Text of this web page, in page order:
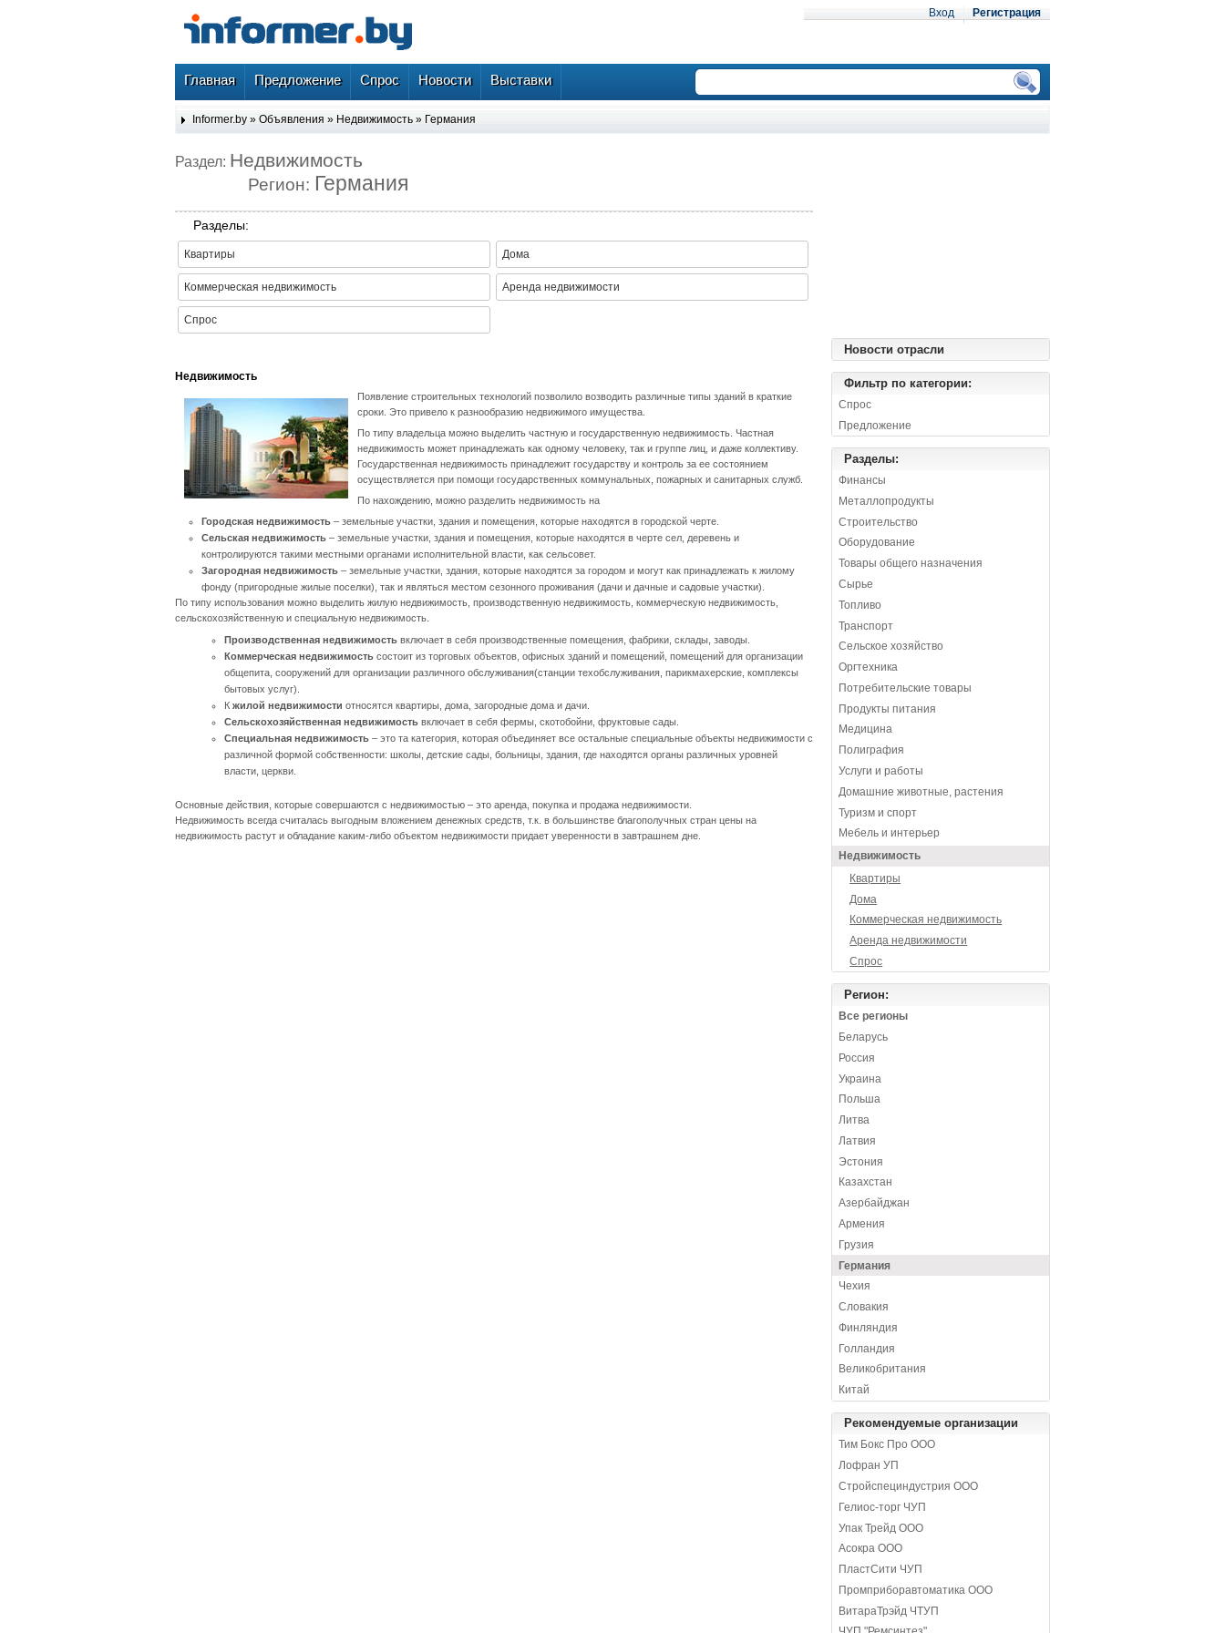
Вход Регистрация
Главная Предложение Спрос Новости Выставки
Informer.by » Объявления » Недвижимость » Германия
Раздел: Недвижимость
Регион: Германия
Разделы:
Квартиры Дома
Коммерческая недвижимость Аренда недвижимости
Спрос
Недвижимость
Появление строительных технологий позволило возводить различные типы зданий в краткие
сроки. Это привело к разнообразию недвижимого имущества.
По типу владельца можно выделить частную и государственную недвижимость. Частная
недвижимость может принадлежать как одному человеку, так и группе лиц, и даже коллективу.
Государственная недвижимость принадлежит государству и контроль за ее состоянием
осуществляется при помощи государственных коммунальных, пожарных и санитарных служб.
По нахождению, можно разделить недвижимость на
Городская недвижимость– земельные участки, здания и помещения, которые находятся в городской черте.
Сельская недвижимость– земельные участки, здания и помещения, которые находятся в черте сел, деревень и
контролируются такими местными органами исполнительной власти, как сельсовет.
Загородная недвижимость– земельные участки, здания, которые находятся за городом и могут как принадлежать к жилому
фонду (пригородные жилые поселки), так и являться местом сезонного проживания (дачи и дачные и садовые участки).
По типу использования можно выделить жилую недвижимость, производственную недвижимость, коммерческую недвижимость,
сельскохозяйственную и специальную недвижимость.
Производственная недвижимостьвключает в себя производственные помещения, фабрики, склады, заводы.
Коммерческая недвижимостьсостоит из торговых объектов, офисных зданий и помещений, помещений для организации
общепита, сооружений для организации различного обслуживания(станции техобслуживания, парикмахерские, комплексы
бытовых услуг).
К жилой недвижимости относятся квартиры, дома, загородные дома и дачи.
Сельскохозяйственная недвижимостьвключает в себя фермы, скотобойни, фруктовые сады.
Специальная недвижимость– это та категория, которая объединяет все остальные специальные объекты недвижимости с
различной формой собственности: школы, детские сады, больницы, здания, где находятся органы различных уровней
власти, церкви.
Основные действия, которые совершаются с недвижимостью – это аренда, покупка и продажа недвижимости.
Недвижимость всегда считалась выгодным вложением денежных средств, т.к. в большинстве благополучных стран цены на
недвижимость растут и обладание каким-либо объектом недвижимости придает уверенности в завтрашнем дне.
Новости отрасли
Фильтр по категории:
Спрос
Предложение
Разделы:
Финансы
Металлопродукты
Строительство
Оборудование
Товары общего назначения
Сырье
Топливо
Транспорт
Сельское хозяйство
Оргтехника
Потребительские товары
Продукты питания
Медицина
Полиграфия
Услуги и работы
Домашние животные, растения
Туризм и спорт
Мебель и интерьер
Недвижимость
Квартиры
Дома
Коммерческая недвижимость
Аренда недвижимости
Спрос
Регион:
Все регионы
Беларусь
Россия
Украина
Польша
Литва
Латвия
Эстония
Казахстан
Азербайджан
Армения
Грузия
Германия
Чехия
Словакия
Финляндия
Голландия
Великобритания
Китай
Рекомендуемые организации
Тим Бокс Про ООО
Лофран УП
Стройспециндустрия ООО
Гелиос-торг ЧУП
Упак Трейд ООО
Асокра ООО
ПластСити ЧУП
Промприборавтоматика ООО
ВитараТрэйд ЧТУП